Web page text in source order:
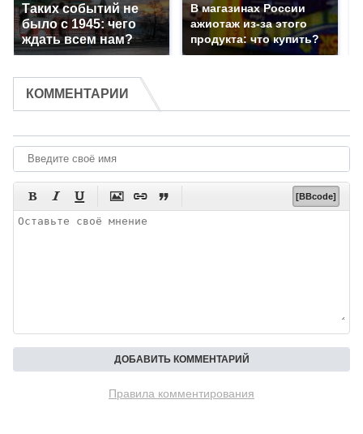
Таких событий не
было с 1945: чего
ждать всем нам?
В магазинах России
ажиотаж из-за этого
продукта: что купить?
КОММЕНТАРИИ
      [BBcode]
Правила комментирования